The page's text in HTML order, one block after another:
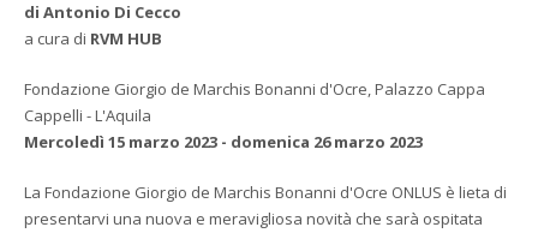
di Antonio Di Cecco
a cura di RVM HUB
Fondazione Giorgio de Marchis Bonanni d'Ocre, Palazzo Cappa
Cappelli - L'Aquila
Mercoledì 15 marzo 2023 - domenica 26 marzo 2023
La Fondazione Giorgio de Marchis Bonanni d'Ocre ONLUS è lieta di
presentarvi una nuova e meravigliosa novità che sarà ospitata